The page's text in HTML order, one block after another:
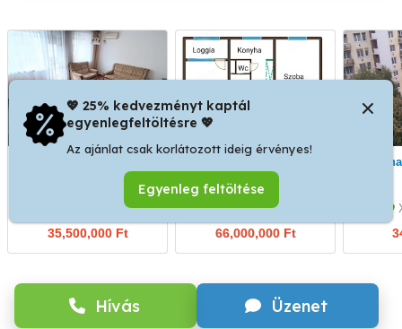
Hívás Üzenet
utcában 64 m2 lakás
tulajdonostól eladó
35,500,000 Ft
III. kerület
66,000,000 Ft
💖 25% kedvezményt kaptál
egyenlegfeltöltésre 💖
Az ajánlat csak korlátozott ideig érvényes!
Egyenleg feltöltése